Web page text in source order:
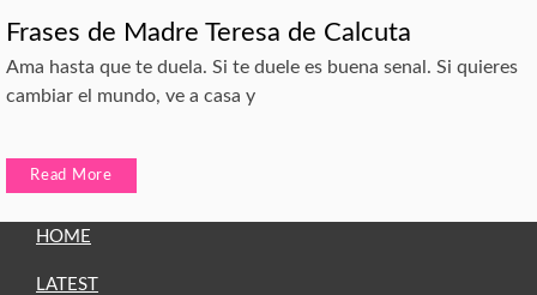
Frases de Madre Teresa de Calcuta
Ama hasta que te duela. Si te duele es buena senal. Si quieres
cambiar el mundo, ve a casa y
Read More
HOME
LATEST